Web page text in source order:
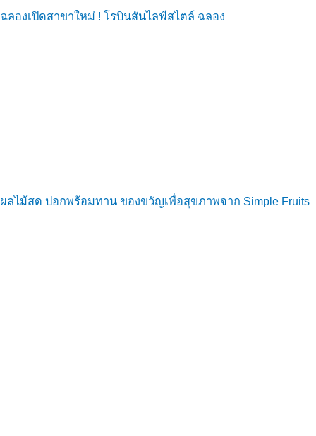
ฉลองเปิดสาขาใหม่ ! โรบินสันไลฟ์สไตล์ ฉลอง
ผลไม้สด ปอกพร้อมทาน ของขวัญเพื่อสุขภาพจาก Simple Fruits